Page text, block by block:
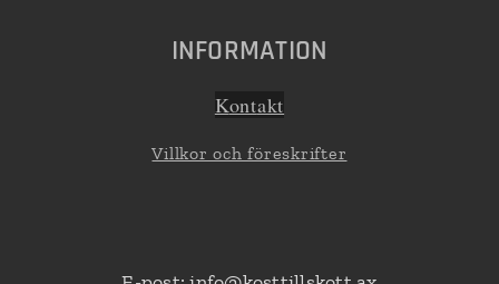
INFORMATION
Kontakt
Villkor och föreskrifter